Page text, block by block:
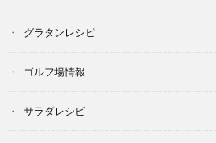
グラタンレシピ
ゴルフ場情報
サラダレシピ